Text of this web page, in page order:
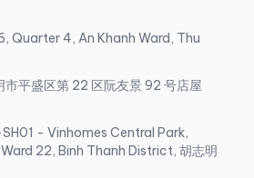
Quarter 4, An Khanh Ward, Thu
市平盛区第 22 区阮友景 92 号店屋
- Vinhomes Central Park,
22, Binh Thanh District, 胡志明